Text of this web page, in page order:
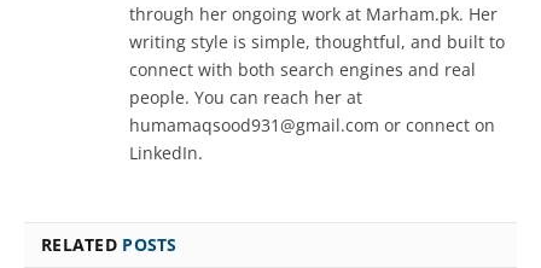
through her ongoing work at Marham.pk. Her
writing style is simple, thoughtful, and built to
connect with both search engines and real
people. You can reach her at
humamaqsood931@gmail.com or connect on
LinkedIn.
RELATED POSTS